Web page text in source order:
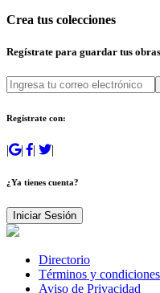
Crea tus colecciones
Regístrate para guardar tus
Regístrate con:
| | | |
¿Ya tienes cuenta?
Iniciar Sesión
Directorio
Términos y condiciones
Aviso de Privacidad